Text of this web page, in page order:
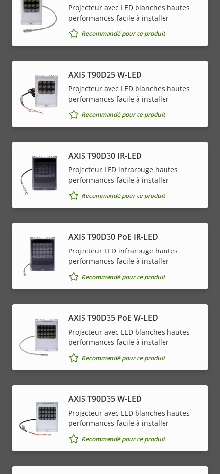
Projecteur avec LED blanches hautes
performances facile à installer
Recommandé pour ce produit
AXIS T90D25 W-LED
Projecteur avec LED blanches hautes
performances facile à installer
Recommandé pour ce produit
AXIS T90D30 IR-LED
Projecteur LED infrarouge hautes
performances facile à installer
Recommandé pour ce produit
AXIS T90D30 PoE IR-LED
Projecteur LED infrarouge hautes
performances facile à installer
Recommandé pour ce produit
AXIS T90D35 PoE W-LED
Projecteur avec LED blanches hautes
performances facile à installer
Recommandé pour ce produit
AXIS T90D35 W-LED
Projecteur avec LED blanches hautes
performances facile à installer
Recommandé pour ce produit